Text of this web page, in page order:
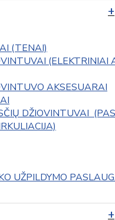
(TENAI)
(ELEKTRINIAI
AKSESUARAI
DŽIOVINTUVAI
UŽPILDYMO